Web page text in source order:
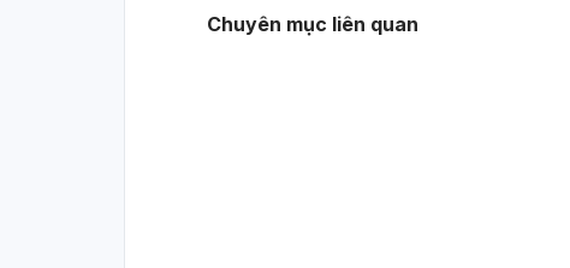
Chuyên mục liên quan